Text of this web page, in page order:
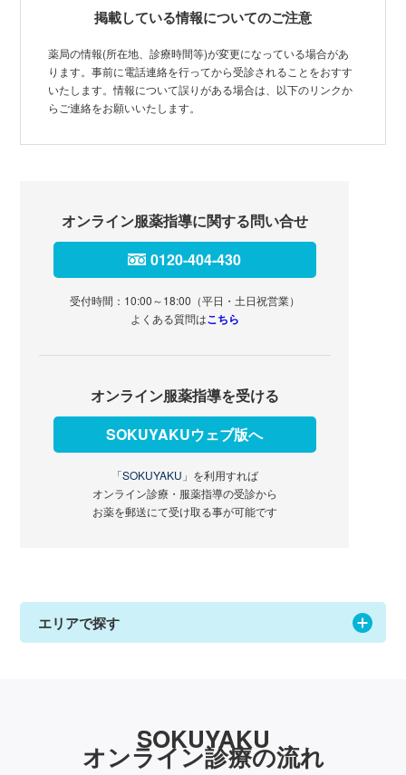
掲載している情報についてのご注意
薬局の情報(所在地、診療時間等)が変更になっている場合があ
ります。事前に電話連絡を行ってから受診されることをおすす
いたします。情報について誤りがある場合は、以下のリンクか
らご連絡をお願いいたします。
オンライン服薬指導に関する問い合せ
0120-404-430
受付時間：10:00～18:00（平日・土日祝営業）
よくある質問はこちら
オンライン服薬指導を受ける
SOKUYAKUウェブ版へ
「SOKUYAKU」 を利用すれば
オンライン診療・服薬指導の受診から
お薬を郵送にて受け取る事が可能です
エリアで探す
SOKUYAKU
オンライン診療の流れ